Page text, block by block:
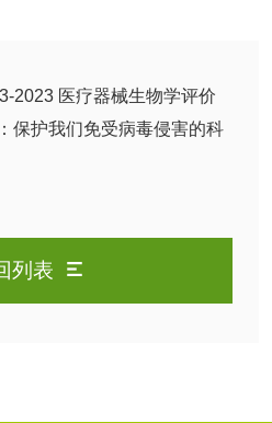
2023 医疗器械生物学评价
保护我们免受病毒侵害的科
列表
检测 日化产品毒理检测
检测